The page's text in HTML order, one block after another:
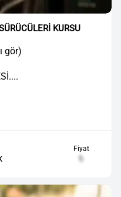
KURSU
gör)
Fiyat
₺